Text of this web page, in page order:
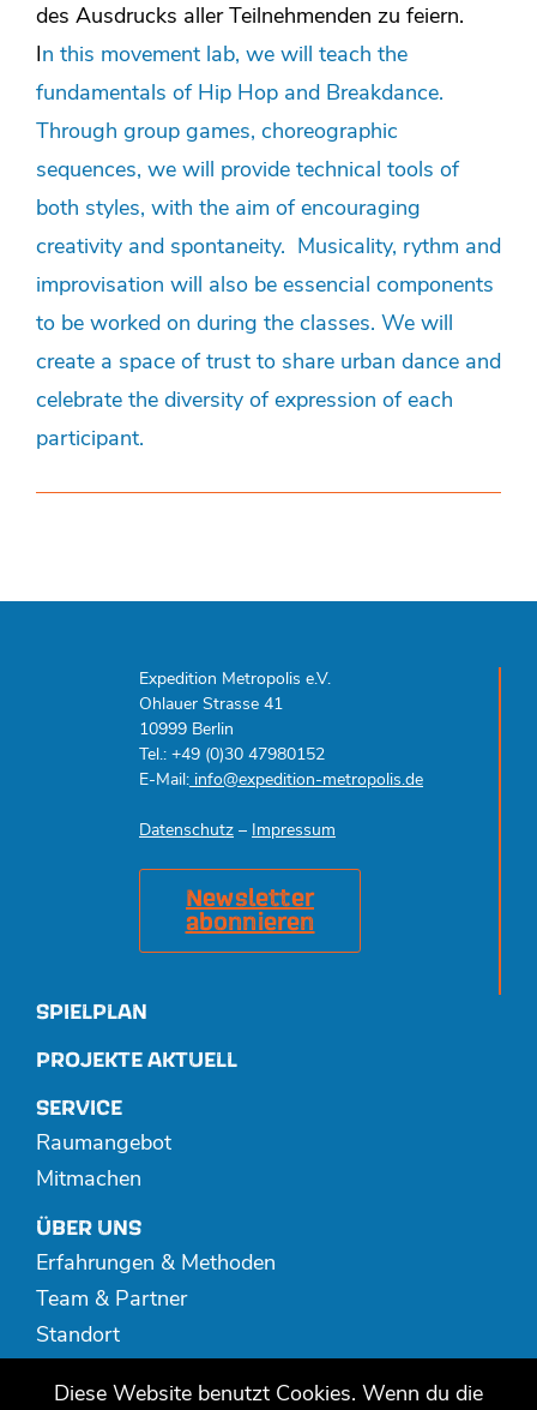
des Ausdrucks aller Teilnehmenden zu feiern.
n this movement lab, we will teach the
fundamentals of Hip Hop and Breakdance.
Through group games, choreographic
sequences, we will provide technical tools of
both styles, with the aim of encouraging
creativity and spontaneity. Musicality, rythm and
improvisation will also be essencial components
to be worked on during the classes. We will
create a space of trust to share urban dance and
celebrate the diversity of expression of each
participant.
Expedition Metropolis e.V.
Ohlauer Strasse 41
10999 Berlin
Tel.: +49 (0)30 47980152
E-Mail: info@expedition-metropolis.de
Datenschutz – Impressum
Newsletter
abonnieren
SPIELPLAN
PROJEKTE AKTUELL
SERVICE
Raumangebot
Mitmachen
ÜBER UNS
Erfahrungen & Methoden
Team & Partner
Standort
Diese Website benutzt Cookies. Wenn du die